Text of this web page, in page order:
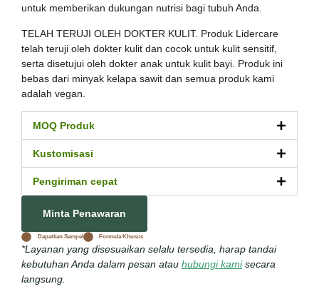
untuk memberikan dukungan nutrisi bagi tubuh Anda.
TELAH TERUJI OLEH DOKTER KULIT. Produk Lidercare
telah teruji oleh dokter kulit dan cocok untuk kulit sensitif,
serta disetujui oleh dokter anak untuk kulit bayi. Produk ini
bebas dari minyak kelapa sawit dan semua produk kami
adalah vegan.
MOQ Produk
Kustomisasi
Pengiriman cepat
Minta Penawaran
Dapatkan Sampel Formula Khusus
*Layanan yang disesuaikan selalu tersedia, harap tandai
kebutuhan Anda dalam pesan atau hubungi kamisecara
langsung.